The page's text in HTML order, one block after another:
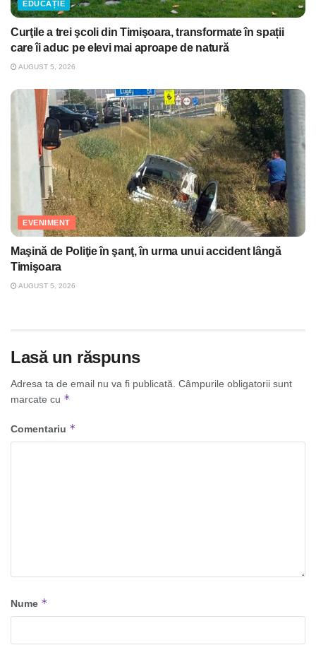
EDUCAȚIE
Curţile a trei şcoli din Timişoara, transformate în spații
care îi aduc pe elevi mai aproape de natură
AUGUST 5, 2026
EVENIMENT
Maşină de Poliţie în şanţ, în urma unui accident lângă
Timişoara
AUGUST 5, 2026
Lasă un răspuns
Adresa ta de email nu va fi publicată. Câmpurile obligatorii sunt
marcate cu *
Comentariu *
Nume *